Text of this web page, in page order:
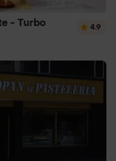
- Turbo 4.9